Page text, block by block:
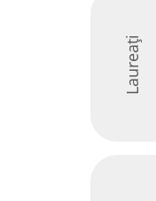
Laureați